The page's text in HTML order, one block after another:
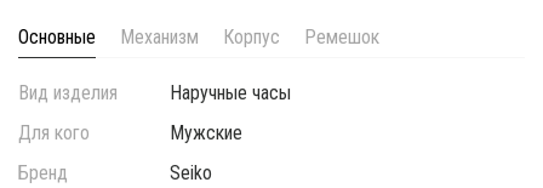
Основные Механизм Корпус Ремешок
Вид изделия
Наручные часы
Для кого
Мужские
Бренд
Seiko